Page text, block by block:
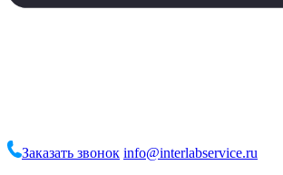
Заказать звонок info@interlabservice.ru